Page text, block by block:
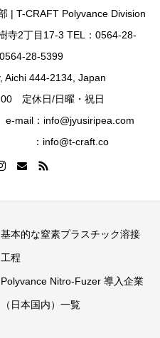
| T-CRAFT Polyvance Division
寺2丁目17-3 TEL：0564-28-
28-5399
Aichi 444-2134, Japan
定休日/日曜・祝日
mail：info@jyusiripea.com
craft.co
基本的な窒素プラスチック溶接
工程
Polyvance Nitro-Fuzer 導入企業
（日本国内）一覧